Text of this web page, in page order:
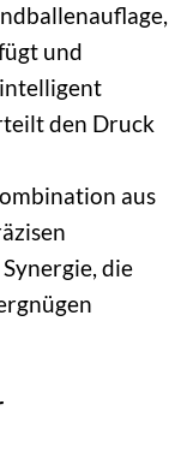
und
den Druck
aus
die